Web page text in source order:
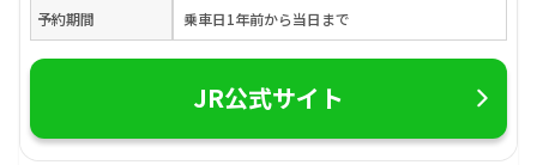
予約期間 乗車日1年前から当日まで
JR公式サイト